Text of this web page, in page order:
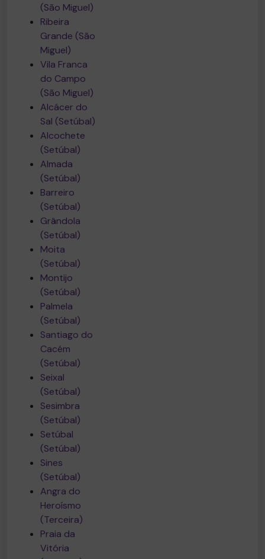
(São Miguel)
Ribeira
Grande (São
Miguel)
Vila Franca
do Campo
(São Miguel)
Alcácer do
Sal (Setúbal)
Alcochete
(Setúbal)
Almada
(Setúbal)
Barreiro
(Setúbal)
Grândola
(Setúbal)
Moita
(Setúbal)
Montijo
(Setúbal)
Palmela
(Setúbal)
Santiago do
Cacém
(Setúbal)
Seixal
(Setúbal)
Sesimbra
(Setúbal)
Setúbal
(Setúbal)
Sines
(Setúbal)
Angra do
Heroísmo
(Terceira)
Praia da
Vitória